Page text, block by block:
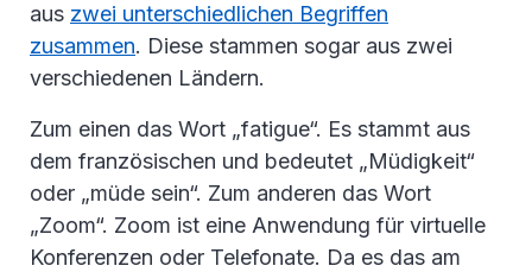
aus zwei unterschiedlichen Begriffen
zusammen. Diese stammen sogar aus zwei
verschiedenen Ländern.
Zum einen das Wort „fatigue“. Es stammt aus
dem französischen und bedeutet „Müdigkeit“
oder „müde sein“. Zum anderen das Wort
„Zoom“. Zoom ist eine Anwendung für virtuelle
Konferenzen oder Telefonate. Da es das am